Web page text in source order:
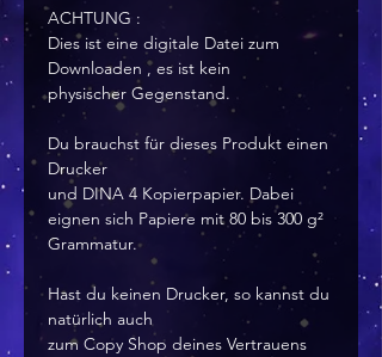
ACHTUNG :
Dies ist eine digitale Datei zum
Downloaden , es ist kein
physischer Gegenstand.
Du brauchst für dieses Produkt einen
Drucker
und DINA 4 Kopierpapier. Dabei
eignen sich Papiere mit 80 bis 300 g²
Grammatur.
Hast du keinen Drucker, so kannst du
natürlich auch
zum Copy Shop deines Vertrauens